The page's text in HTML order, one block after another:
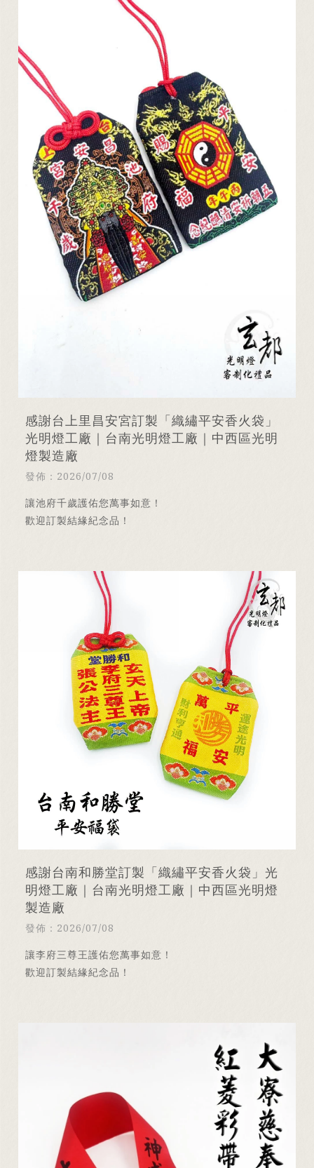
感謝台上里昌安宮訂製「織繡平安香火袋」
光明燈工廠｜台南光明燈工廠｜中西區光明
燈製造廠
發佈：2026/07/08
讓池府千歲護佑您萬事如意！
歡迎訂製結緣紀念品！
感謝台南和勝堂訂製「織繡平安香火袋」光
明燈工廠｜台南光明燈工廠｜中西區光明燈
製造廠
發佈：2026/07/08
讓李府三尊王護佑您萬事如意！
歡迎訂製結緣紀念品！